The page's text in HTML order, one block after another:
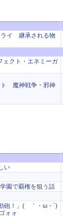
ライ 継承される物
クト・エネミーガ
ト 魔神戦争・邪神
い
園で覇権を狙う話
砲！」( ｀・ω・´)
ォォ